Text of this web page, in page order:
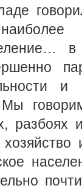
и
Мы
разбоях